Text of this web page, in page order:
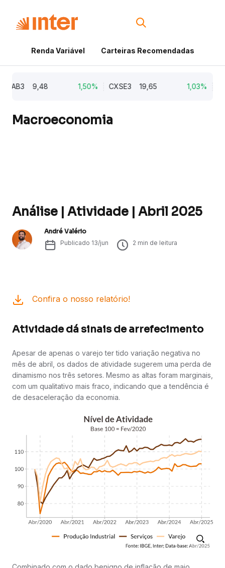
Renda Variável Carteiras Recomendadas
9,48 1,50% CXSE3 19,65 1,03%
Macroeconomia
Análise | Atividade | Abril 2025
André Valério
Publicado 13/jun 2 min de leitura
Confira o nosso relatório!
Atividade dá sinais de arrefecimento
Apesar de apenas o varejo ter tido variação negativa no
mês de abril, os dados de atividade sugerem uma perda de
dinamismo nos três setores. Mesmo as altas foram marginais,
com um qualitativo mais fraco, indicando que a tendência é
de desaceleração da economia.